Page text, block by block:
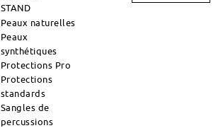
STAND
Peaux naturelles
Peaux
synthétiques
Protections Pro
Protections
standards
Sangles de
percussions